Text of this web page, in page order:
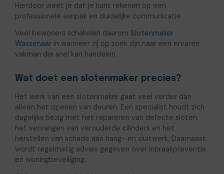
Hierdoor weet je dat je kunt rekenen op een
professionele aanpak en duidelijke communicatie.
Veel bewoners schakelen daarom Slotenmaker
Wassenaarin wanneer zij op zoek zijn naar een ervaren
vakman die snel kan handelen.
Wat doet een slotenmaker precies?
Het werk van een slotenmaker gaat veel verder dan
alleen het openen van deuren. Een specialist houdt zich
dagelijks bezig met het repareren van defecte sloten,
het vervangen van verouderde cilinders en het
herstellen van schade aan hang- en sluitwerk. Daarnaast
wordt regelmatig advies gegeven over inbraakpreventie
en woningbeveiliging.